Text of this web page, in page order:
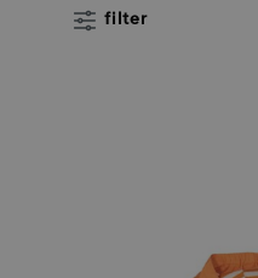
filter